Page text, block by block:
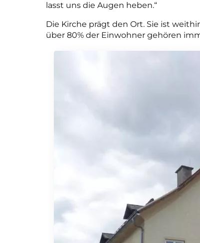
lasst uns die Augen heben.“
Die Kirche prägt den Ort. Sie ist
über 80% der Einwohner gehören